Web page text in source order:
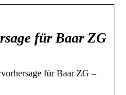
für Baar ZG
für Baar ZG –